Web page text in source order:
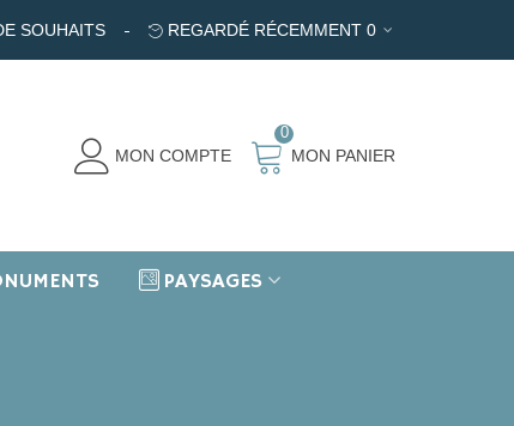
SOUHAITS REGARDÉ RÉCEMMENT 0
MON COMPTE
0
MON PANIER
PAYSAGES